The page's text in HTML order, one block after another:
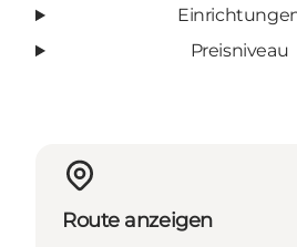
Preisniveau
Route anzeigen